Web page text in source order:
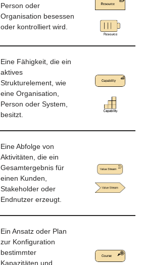
Person oder
Organisation besessen
oder kontrolliert wird.
Eine Fähigkeit, die ein
aktives
Strukturelement, wie
eine Organisation,
Person oder System,
besitzt.
Eine Abfolge von
Aktivitäten, die ein
Gesamtergebnis für
einen Kunden,
Stakeholder oder
Endnutzer erzeugt.
Ein Ansatz oder Plan
zur Konfiguration
bestimmter
Kapazitäten und